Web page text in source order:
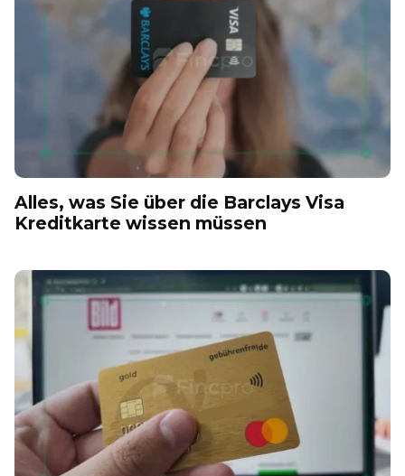
Alles, was Sie über die Barclays Visa
Kreditkarte wissen müssen